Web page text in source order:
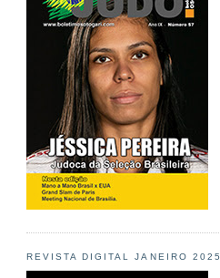
REVISTA DIGITAL JANEIRO 2025